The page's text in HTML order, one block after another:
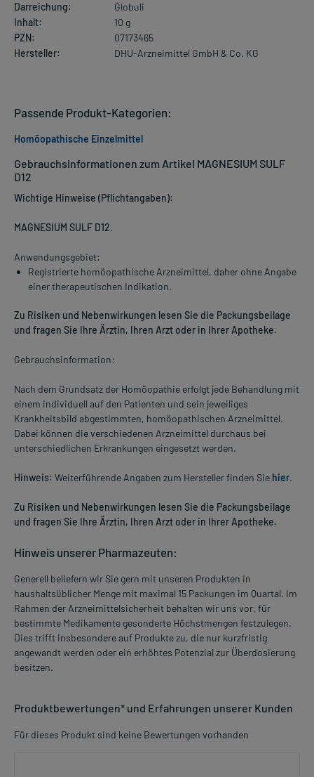
Darreichung:
Globuli
Inhalt:
10 g
PZN:
07173465
Hersteller:
DHU-Arzneimittel GmbH & Co. KG
Gebrauchsinformationen zum Artikel MAGNESIUM SULF
D12
Wichtige Hinweise (Pflichtangaben):
MAGNESIUM SULF D12.
Anwendungsgebiet:
Registrierte homöopathische Arzneimittel, daher ohne Angabe
einer therapeutischen Indikation.
Zu Risiken und Nebenwirkungen lesen Sie die Packungsbeilage
und fragen Sie Ihre Ärztin, Ihren Arzt oder in Ihrer Apotheke.
Gebrauchsinformation:
Nach dem Grundsatz der Homöopathie erfolgt jede Behandlung mit
einem individuell auf den Patienten und sein jeweiliges
Krankheitsbild abgestimmten, homöopathischen Arzneimittel.
Dabei können die verschiedenen Arzneimittel durchaus bei
unterschiedlichen Erkrankungen eingesetzt werden.
Hinweis: Weiterführende Angaben zum Hersteller finden Sie hier.
Zu Risiken und Nebenwirkungen lesen Sie die Packungsbeilage
und fragen Sie Ihre Ärztin, Ihren Arzt oder in Ihrer Apotheke.
Hinweis unserer Pharmazeuten:
Generell beliefern wir Sie gern mit unseren Produkten in
haushaltsüblicher Menge mit maximal 15 Packungen im Quartal. Im
Rahmen der Arzneimittelsicherheit behalten wir uns vor, für
bestimmte Medikamente gesonderte Höchstmengen festzulegen.
Dies trifft insbesondere auf Produkte zu, die nur kurzfristig
angewandt werden oder ein erhöhtes Potenzial zur Überdosierung
besitzen.
Produktbewertungen* und Erfahrungen unserer Kunden
Für dieses Produkt sind keine Bewertungen vorhanden
Passende Produkt-Kategorien:
Homöopathische Einzelmittel